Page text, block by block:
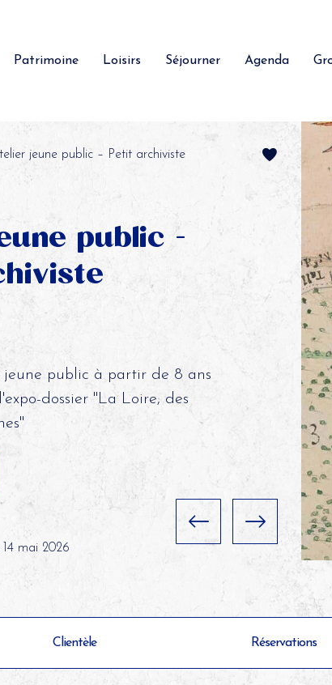
Patrimoine Loisirs Séjourner Agenda
jeune public – Petit archiviste
public -
public à partir de 8 ans
dossier "La Loire, des
mai 2026
Clientèle Réservations